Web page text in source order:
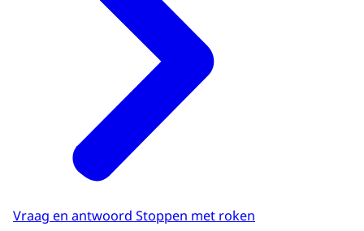
Vraag en antwoord Stoppen met roken